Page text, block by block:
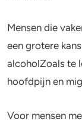
Mensen die
een grotere
alcoholZoals te
hoofdpijn en
Voor mensen